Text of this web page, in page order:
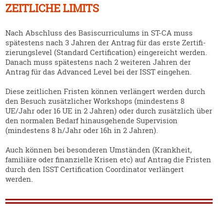
ZEITLICHE LIMITS
Nach Abschluss des Basis­cur­ri­culums in ST-CA muss
spätestens nach 3 Jahren der Antrag für das erste Zerti­fi­
zie­rungs­level (Standard Certi­fi­cation) einge­reicht werden.
Danach muss spätestens nach 2 weiteren Jahren der
Antrag für das Advanced Level bei der ISST eingehen.
Diese zeitlichen Fristen können verlängert werden durch
den Besuch zusätz­licher Workshops (mindestens 8
UE/Jahr oder 16 UE in 2 Jahren) oder durch zusätzlich über
den normalen Bedarf hinaus­ge­hende Super­vision
(mindestens 8 h/Jahr oder 16h in 2 Jahren).
Auch können bei beson­deren Umständen (Krankheit,
familiäre oder finan­zielle Krisen etc) auf Antrag die Fristen
durch den ISST Certi­fi­cation Coordi­nator verlängert
werden.